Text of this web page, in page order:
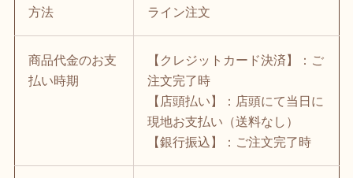
方法
ライン注文
商品代金のお支
払い時期
【クレジットカード決済】：ご
注文完了時
【店頭払い】：店頭にて当日に
現地お支払い（送料なし）
【銀行振込】：ご注文完了時